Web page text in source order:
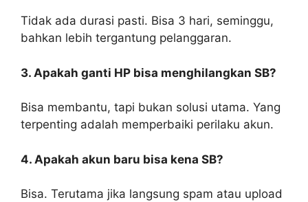
Tidak ada durasi pasti. Bisa 3 hari, seminggu,
bahkan lebih tergantung pelanggaran.
3. Apakah ganti HP bisa menghilangkan SB?
Bisa membantu, tapi bukan solusi utama. Yang
terpenting adalah memperbaiki perilaku akun.
4. Apakah akun baru bisa kena SB?
Bisa. Terutama jika langsung spam atau upload